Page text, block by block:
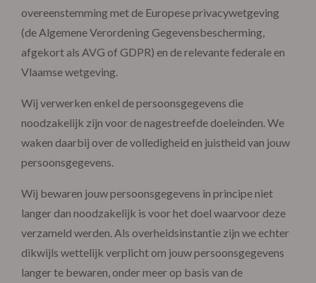
overeenstemming met de Europese privacywetgeving
(de Algemene Verordening Gegevensbescherming,
afgekort als AVG of GDPR) en de relevante federale en
Vlaamse wetgeving.
Wij verwerken enkel de persoonsgegevens die
noodzakelijk zijn voor de nagestreefde doeleinden. We
waken daarbij over de volledigheid en juistheid van jouw
persoonsgegevens.
Wij bewaren jouw persoonsgegevens in principe niet
langer dan noodzakelijk is voor het doel waarvoor deze
verzameld werden. Als overheidsinstantie zijn we echter
dikwijls wettelijk verplicht om jouw persoonsgegevens
langer te bewaren, onder meer op basis van de